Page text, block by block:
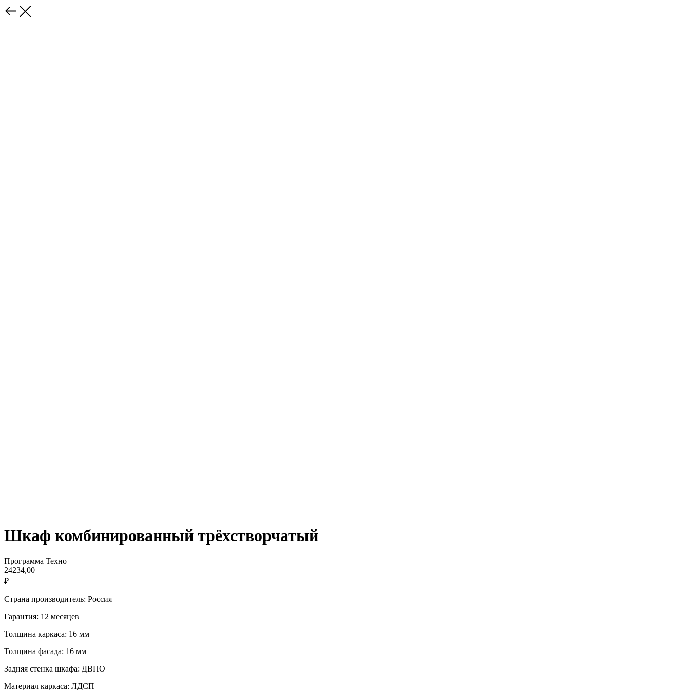
Шкаф комбинированный трёхстворчатый
Программа Техно
24234,00
₽
Страна производитель: Россия
Гарантия: 12 месяцев
Толщина каркаса: 16 мм
Толщина фасада: 16 мм
Задняя стенка шкафа: ДВПО
Материал каркаса: ЛДСП